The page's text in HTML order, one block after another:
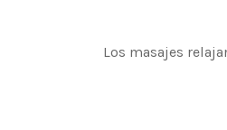
Los masajes